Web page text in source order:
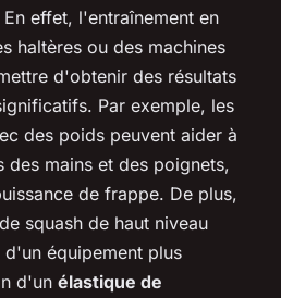
effet, l'entraînement en
haltères ou des machines
d'obtenir des résultats
Par exemple, les
des poids peuvent aider à
des mains et des poignets,
de frappe. De plus,
squash de haut niveau
équipement plus
d'un élastique de